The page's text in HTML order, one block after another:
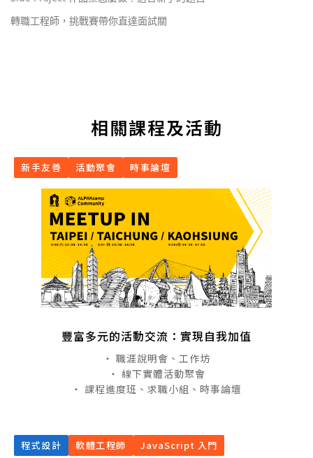
轉職工程師，挑戰賽帶你直達面試關
相關課程及活動
新手友善 活動聚會 時事論壇
豐富多元的活動交流：實現自我加值
・ 職涯說明會、工作坊
・ 線下實體活動聚會
・ 課程進度班、求職小組、時事論壇
程式設計 軟體工程師 JavaScript 入門